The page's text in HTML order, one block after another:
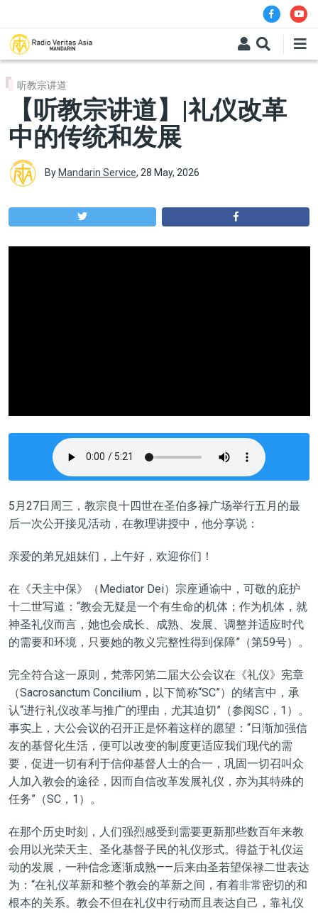
听教宗讲道
【听教宗讲道】|礼仪改革
中的传统和发展
By Mandarin Service, 28 May, 2026
5月 27日周三，教宗良十四世在圣伯多禄广场举行五月的最
后一次公开接见活动 ， 在教理讲授中， 他分享说：
亲爱的弟兄姐妹们，上午好，欢迎你们 ！
在《天主中保》（Mediator Dei） 宗座通谕中，可敬的庇护
十二世写道： “教会无疑是一个有生命的机体；作为机体，就
神圣礼仪而言，她也会成长、成熟、发展、调整并适应时代
的需要和环境，只要她的教义完整性得到保障”（第59号）。
完全符合这一原则，梵蒂冈第二届大公会议在《礼仪》宪章
（Sacrosanctum Concilium，以下简称“SC”）的绪言中，承
认“进行礼仪改革与推广的理由，尤其迫切”（参阅SC， 1）。
事实上，大公会议的召开正是怀着这样的愿望： “日渐加强信
友的基督化生活，便可以改变的制度更适应我们现代的需
要，促进一切有利于信仰基督人士的合一，巩固一切召叫众
人加入教会的途径，因而自信改革发展礼仪，亦为其特殊的
任务”（SC， 1）。
在那个历史时刻，人们强烈感受到需要更新那些数百年来教
会用以光荣天主、圣化基督子民的礼仪形式。得益于礼仪运
动的发展，一种信念逐渐成熟——后来由圣若望保禄二世表达
为： “在礼仪革新和整个教会的革新之间，有着非常密切的和
根本的关系。教会不但在礼仪中行动而且表达自己，靠礼仪